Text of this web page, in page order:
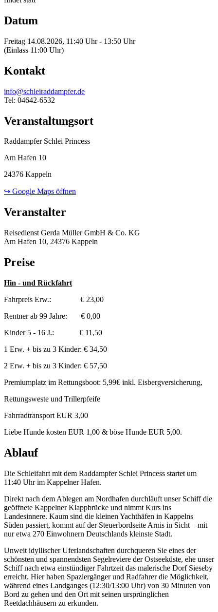
Datum
Freitag 14.08.2026, 11:40 Uhr - 13:50 Uhr
(Einlass 11:00 Uhr)
Kontakt
info@schleiraddampfer.de
Tel: 04642-6532
Veranstaltungsort
Raddampfer Schlei Princess
Am Hafen 10
24376 Kappeln
↪ Google Maps öffnen
Veranstalter
Reisedienst Gerda Müller GmbH & Co. KG
Am Hafen 10, 24376 Kappeln
Preise
Hin - und Rückfahrt
Fahrpreis Erw.: € 23,00
Rentner ab 99 Jahre: € 0,00
Kinder 5 - 16 J.: € 11,50
1 Erw. + bis zu 3 Kinder: € 34,50
2 Erw. + bis zu 3 Kinder: € 57,50
Premiumplatz im Rettungsboot: 5,99€ inkl. Eisbergversicherung,
Rettungsweste und Trillerpfeife
Fahrradtransport EUR 3,00
Liebe Hunde kosten EUR 1,00 & böse Hunde EUR 5,00.
Ablauf
Die Schleifahrt mit dem Raddampfer Schlei Princess startet um
11:40 Uhr im Kappelner Hafen.
Direkt nach dem Ablegen am Nordhafen durchläuft unser Schiff die
geöffnete Kappelner Klappbrücke und nimmt Kurs ins
Landesinnere. Kaum sind die kleinen Yachthäfen in Kappelns
Süden passiert, kommt auf der Steuerbordseite Arnis in Sicht – mit
nur etwa 270 Einwohnern Deutschlands kleinste Stadt.
Unweit idyllischer Uferlandschaften durchqueren Sie eines der
schönsten und spannendsten Segelreviere der Ostseeküste, ehe unser
Schiff nach etwa einstündiger Fahrtzeit das malerische Dorf Sieseby
erreicht. Hier haben Spaziergänger und Radfahrer die Möglichkeit,
während eines Landganges (12:30/13:00 Uhr) von 30 Minuten von
Bord zu gehen und den Ort mit seinen ursprünglichen
Reetdachhäusern zu erkunden.